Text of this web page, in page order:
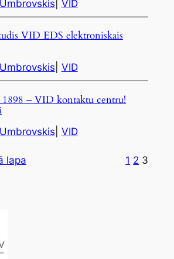
VID
VID EDS elektroniskais
VID
– VID kontaktu centru!
VID
lapa 1 2 3